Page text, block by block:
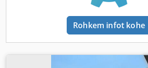
Rohkem infot kohe